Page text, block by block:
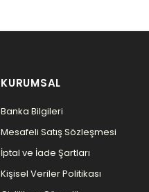
KURUMSAL
Banka Bilgileri
Mesafeli Satış Sözleşmesi
İptal ve İade Şartları
Kişisel Veriler Politikası